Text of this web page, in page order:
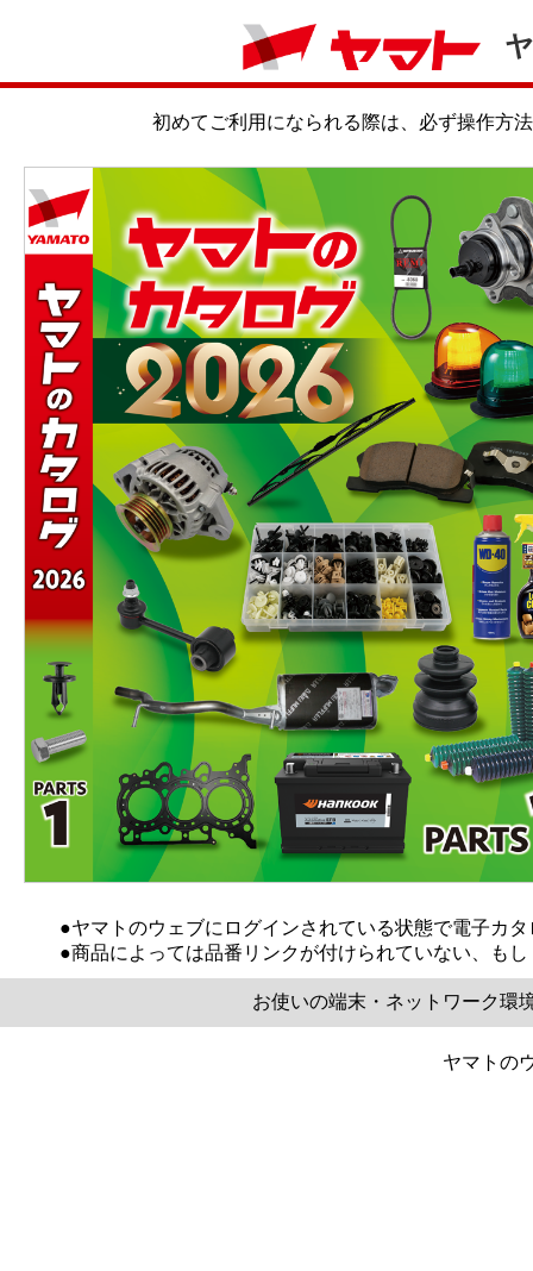
初めてご利用になられる際は、必ず操作
●ヤマトのウェブにログインされている状態で電子カ
お使いの端末・ネットワーク環
ヤマトの